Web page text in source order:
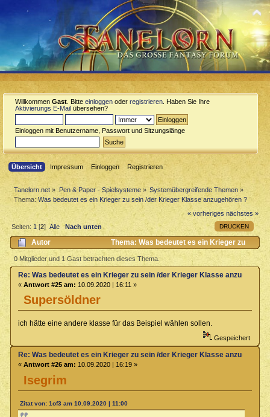
Willkommen Gast . Bitte einloggen oder registrieren . Haben Sie Ihre
Aktivierungs E-Mail übersehen?
Einloggen mit Benutzername, Passwort und Sitzungslänge
Übersicht Impressum Einloggen Registrieren
Tanelorn.net » Pen & Paper - Spielsysteme» Systemübergreifende Themen »
Thema:Was bedeutet es ein Krieger zu sein /der Krieger Klasse anzugehören ?
« vorheriges nächstes »
DRUCKEN
Seiten:1[2]Alle Nach unten
Autor
Thema: Was bedeutet es ein Krieger zu
sein /der Krieger Klasse anzugehören ? (Gelesen 6316 mal)
0 Mitglieder und 1 Gast betrachten dieses Thema.
Supersöldner
Re: Was bedeutet es ein Krieger zu sein /der Krieger Klasse
« Antwort #25 am: 10.09.2020 | 16:11 »
ich hätte eine andere klasse für das Beispiel wählen sollen.
Gespeichert
Isegrim
Re: Was bedeutet es ein Krieger zu sein /der Krieger Klasse
« Antwort #26 am: 10.09.2020 | 16:19 »
Zitat von: 1of3 am 10.09.2020 | 11:00